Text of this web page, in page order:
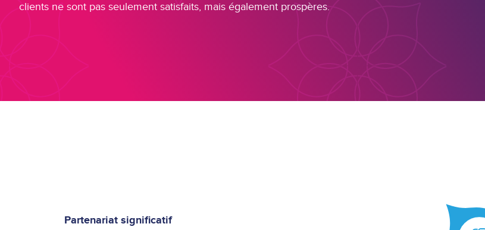
clients ne sont pas seulement satisfaits, mais également prospères.
Partenariat significatif